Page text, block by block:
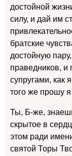
достойной
силу, и дай им
братские
достойную
праведников, и
супругами, как
того же прошу я
Ты, Б-же,
скрытое в
этом ради
святой Торы